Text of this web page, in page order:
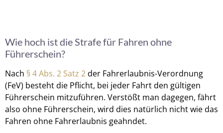
Wie hoch ist die Strafe für Fahren ohne
Führerschein?
Nach § 4 Abs. 2 Satz 2der Fahrerlaubnis-Verordnung
(FeV) besteht die Pflicht, bei jeder Fahrt den gültigen
Führerschein mitzuführen. Verstößt man dagegen, fährt
also ohne Führerschein, wird dies natürlich nicht wie das
Fahren ohne Fahrerlaubnis geahndet.